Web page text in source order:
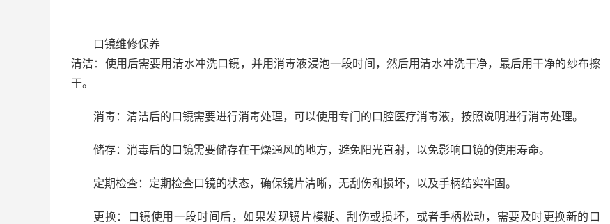
口镜维修保养
清洁：使用后需要用清水冲洗口镜，并用消毒液浸泡一段时间，然后用清水冲洗干净，最后用干净的纱布擦
干。
消毒：清洁后的口镜需要进行消毒处理，可以使用专门的口腔医疗消毒液，按照说明进行消毒处理。
储存：消毒后的口镜需要储存在干燥通风的地方，避免阳光直射，以免影响口镜的使用寿命。
定期检查：定期检查口镜的状态，确保镜片清晰，无刮伤和损坏，以及手柄结实牢固。
更换：口镜使用一段时间后，如果发现镜片模糊、刮伤或损坏，或者手柄松动，需要及时更换新的口